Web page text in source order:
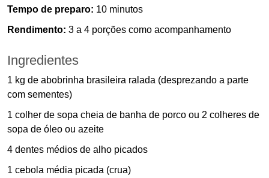
Tempo de preparo: 10 minutos
Rendimento: 3 a 4 porções como acompanhamento
Ingredientes
1 kg de abobrinha brasileira ralada (desprezando a parte
com sementes)
1 colher de sopa cheia de banha de porco ou 2 colheres de
sopa de óleo ou azeite
4 dentes médios de alho picados
1 cebola média picada (crua)